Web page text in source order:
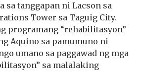
sa tanggapan ni Lacson sa
Tower sa Taguig City.
programang “rehabilitasyon”
Aquino sa pamumuno ni
umano sa paggawad ng mga
sa malalaking